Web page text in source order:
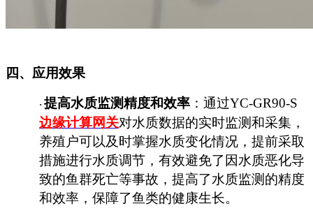
四、应用效果
· 提高水质监测精度和效率 ：通过YC-GR90-S
边缘计算网关对水质数据的实时监测和采集，
养殖户可以及时掌握水质变化情况，提前采取
措施进行水质调节，有效避免了因水质恶化导
致的鱼群死亡等事故，提高了水质监测的精度
和效率，保障了鱼类的健康生长。